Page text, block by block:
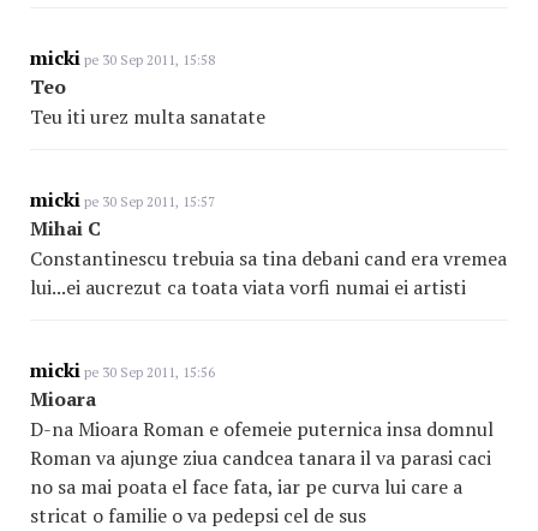
micki pe 30 Sep 2011, 15:58
Teo
Teu iti urez multa sanatate
micki pe 30 Sep 2011, 15:57
Mihai C
Constantinescu trebuia sa tina debani cand era vremea
lui...ei aucrezut ca toata viata vorfi numai ei artisti
micki pe 30 Sep 2011, 15:56
Mioara
D-na Mioara Roman e ofemeie puternica insa domnul
Roman va ajunge ziua candcea tanara il va parasi caci
no sa mai poata el face fata, iar pe curva lui care a
stricat o familie o va pedepsi cel de sus